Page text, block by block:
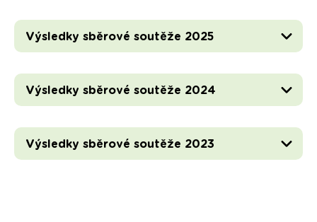
Výsledky sběrové soutěže 2025
Výsledky sběrové soutěže 2024
Výsledky sběrové soutěže 2023